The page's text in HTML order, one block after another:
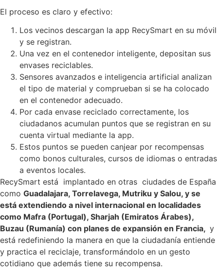
El proceso es claro y efectivo:
Los vecinos descargan la app RecySmart en su móvil
y se registran.
Una vez en el contenedor inteligente, depositan sus
envases reciclables.
Sensores avanzados e inteligencia artificial analizan
el tipo de material y comprueban si se ha colocado
en el contenedor adecuado.
Por cada envase reciclado correctamente, los
ciudadanos acumulan puntos que se registran en su
cuenta virtual mediante la app.
Estos puntos se pueden canjear por recompensas
como bonos culturales, cursos de idiomas o entradas
a eventos locales.
RecySmart está implantado en otras ciudades de España
como Guadalajara, Torrelavega, Mutriku y Salou, y se
está extendiendo a nivel internacional en localidades
como Mafra (Portugal), Sharjah (Emiratos Árabes),
Buzau (Rumanía) con planes de expansión en Francia, y
está redefiniendo la manera en que la ciudadanía entiende
y practica el reciclaje, transformándolo en un gesto
cotidiano que además tiene su recompensa.